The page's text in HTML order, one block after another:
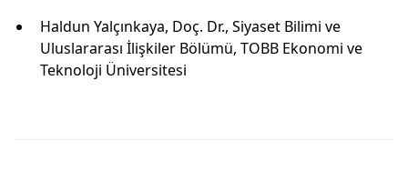
Haldun Yalçınkaya, Doç. Dr., Siyaset Bilimi ve
Uluslararası İlişkiler Bölümü, TOBB Ekonomi ve
Teknoloji Üniversitesi